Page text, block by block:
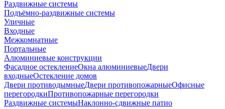
Раздвижные системы
Подъёмно-раздвижные системы
Уличные
Входные
Межкомнатные
Портальные
Алюминиевые конструкции
Фасадное остеклениеОкна алюминиевыеДвери
входныеОстекление домов
Двери противодымныеДвери противопожарныеОфисные
перегородкиПротивопожарные перегородки
Раздвижные системыНаклонно-сдвижные патио